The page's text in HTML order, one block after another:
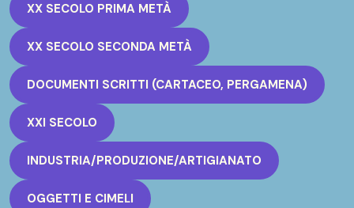
XX SECOLO PRIMA METÀ
XX SECOLO SECONDA METÀ
DOCUMENTI SCRITTI (CARTACEO, PERGAMENA)
XXI SECOLO
INDUSTRIA/PRODUZIONE/ARTIGIANATO
OGGETTI E CIMELI